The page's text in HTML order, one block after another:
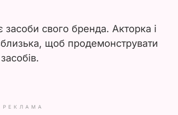
d
e
свого бренда. Акторка і
щоб продемонструвати
РЕКЛАМА